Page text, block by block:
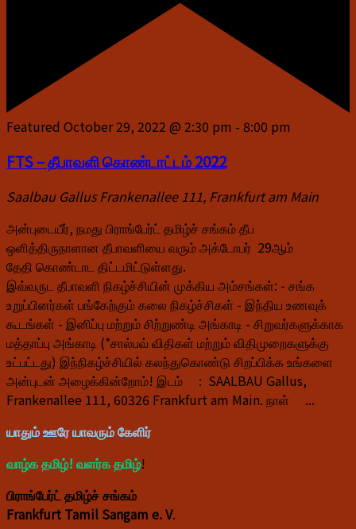
Featured October 29, 2022 @ 2:30 pm - 8:00 pm
FTS – தீபாவளி கொண்டாட்டம் 2022
Saalbau GallusFrankenallee 111, Frankfurt am Main
அன்புடையீர், நமது பிராங்பேர்ட் தமிழ்ச் சங்கம் தீப
ஒளித்திருநாளான தீபாவளியை வரும் அக்டோபர் 29ஆம்
தேதி கொண்டாட திட்டமிட்டுள்ளது.
இவ்வருட தீபாவளி நிகழ்ச்சியின் முக்கிய அம்சங்கள்: - சங்க
உறுப்பினர்கள் பங்கேற்கும் கலை நிகழ்ச்சிகள் - இந்திய உணவுக்
கூடங்கள் - இனிப்பு மற்றும் சிற்றுண்டி அங்காடி - சிறுவர்களுக்காக
மத்தாப்பு அங்காடி (*சால்பவ் விதிகள் மற்றும் விதிமுறைகளுக்கு
உட்பட்டது) இந்நிகழ்ச்சியில் கலந்துகொண்டு சிறப்பிக்க உங்களை
அன்புடன் அழைக்கின்றோம்! இடம் : SAALBAU Gallus,
Frankenallee 111, 60326 Frankfurt am Main. நாள் ...
யாதும் ஊரே யாவரும் கேளிர்
வாழ்க தமிழ்! வளர்க தமிழ்!
பிராங்பேர்ட் தமிழ்ச் சங்கம்
Frankfurt Tamil Sangam e. V.